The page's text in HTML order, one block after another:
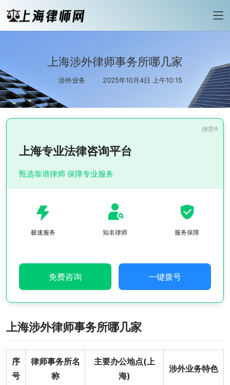
上海涉外律师事务所哪几家
涉外业务 2025年10月4日 上午10:15
上海专业法律咨询平台
甄选靠谱律师 保障专业服务
极速服务 知名律师 服务保障
免费咨询 一键拨号
上海涉外律师事务所哪几家
序
号
律师事务所名
称
主要办公地点(上
海)
涉外业务特色